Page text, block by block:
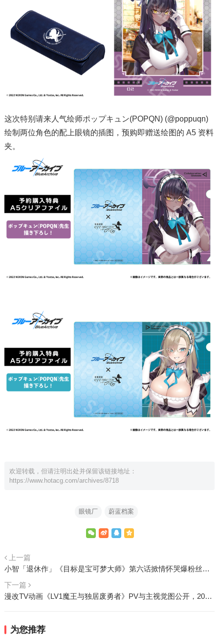
这次特别请来人气绘师ポップキュン(POPQN) (@poppuqn)
绘制两位角色的配上眼镜的插图，预购即赠送绘图的 A5 资料
夹。
欢迎转载，但请注明出处并保留该链接地址：
https://www.hotacg.com/archives/8718
眼镜厂 蔚蓝档案
上一篇
小智「退休作」《目标是宝可梦大师》第六话掀情怀哭爆粉丝 经典歌曲一播勾起26年回忆
下一篇
漫改TV动画《LV1魔王与独居废勇者》PV与主视觉图公开，2023年播出
为您推荐